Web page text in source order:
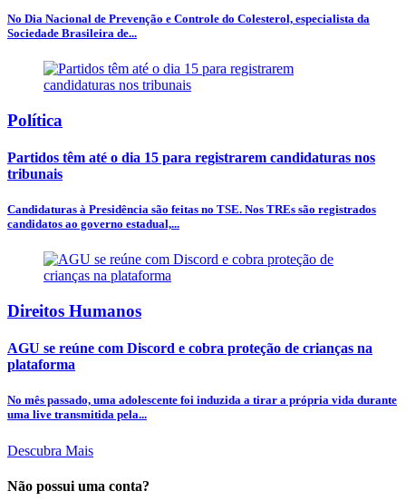
No Dia Nacional de Prevenção e Controle do Colesterol, especialista da
Sociedade Brasileira de...
Política
Partidos têm até o dia 15 para registrarem candidaturas nos
tribunais
Candidaturas à Presidência são feitas no TSE. Nos TREs são registrados
candidatos ao governo estadual,...
Direitos Humanos
AGU se reúne com Discord e cobra proteção de crianças na
plataforma
No mês passado, uma adolescente foi induzida a tirar a própria vida durante
uma live transmitida pela...
Descubra Mais
Não possui uma conta?